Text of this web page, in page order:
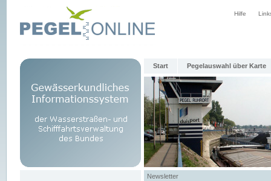
Hilfe
Start Pegelauswahl über Karte
Newsletter